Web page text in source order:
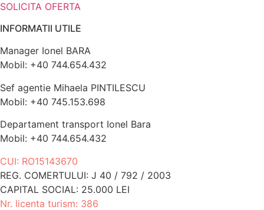
SOLICITA OFERTA
INFORMATII UTILE
Manager Ionel BARA
Mobil: +40 744.654.432
Sef agentie Mihaela PINTILESCU
Mobil: +40 745.153.698
Departament transport Ionel Bara
Mobil: +40 744.654.432
CUI: RO15143670
REG. COMERTULUI: J 40 / 792 / 2003
CAPITAL SOCIAL: 25.000 LEI
Nr. licenta turism: 386